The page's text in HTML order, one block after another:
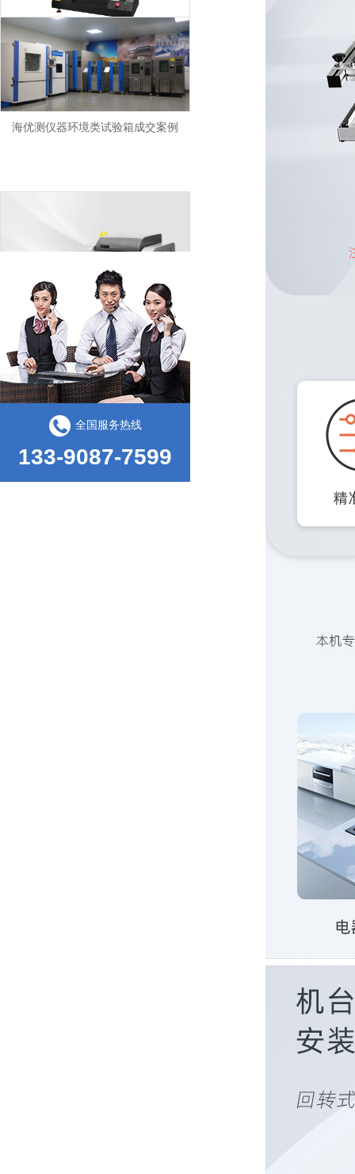
我司拉力试验机入驻宁波市北仑汉诺金属制品有限公司
海优测仪器环境类试验箱成交案例
RoHS检测仪
全国服务热线
133-9087-7599